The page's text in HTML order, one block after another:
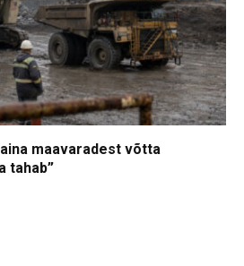
maavaradest võtta
tahab”